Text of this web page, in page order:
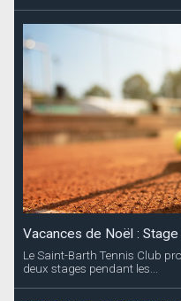
Vacances de Noël :
Le Saint-Barth Tennis Club
deux stages pendant les...